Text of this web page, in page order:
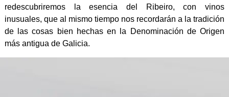
redescubriremos la esencia del Ribeiro, con vinos
inusuales, que al mismo tiempo nos recordarán a la tradición
de las cosas bien hechas en la Denominación de Origen
más antigua de Galicia.